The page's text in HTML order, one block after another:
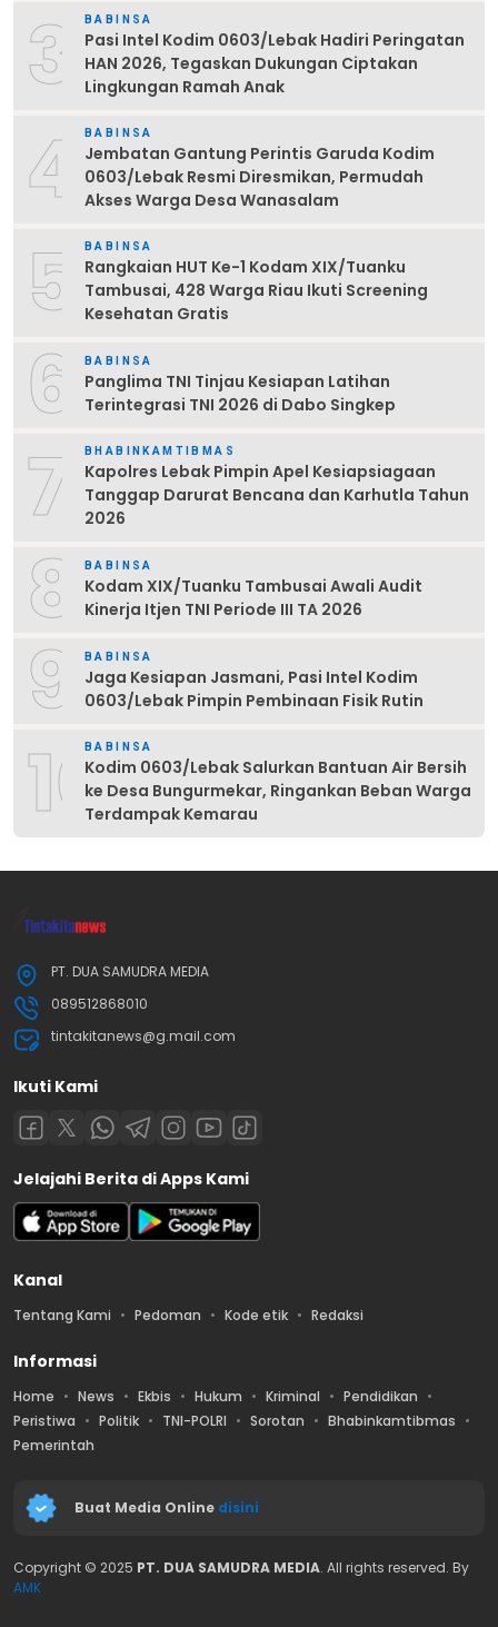
3 BABINSA
Pasi Intel Kodim 0603/Lebak Hadiri Peringatan
HAN 2026, Tegaskan Dukungan Ciptakan
Lingkungan Ramah Anak
4 BABINSA
Jembatan Gantung Perintis Garuda Kodim
0603/Lebak Resmi Diresmikan, Permudah
Akses Warga Desa Wanasalam
5 BABINSA
Rangkaian HUT Ke-1 Kodam XIX/Tuanku
Tambusai, 428 Warga Riau Ikuti Screening
Kesehatan Gratis
6 BABINSA
Panglima TNI Tinjau Kesiapan Latihan
Terintegrasi TNI 2026 di Dabo Singkep
7 BHABINKAMTIBMAS
Kapolres Lebak Pimpin Apel Kesiapsiagaan
Tanggap Darurat Bencana dan Karhutla Tahun
2026
8 BABINSA
Kodam XIX/Tuanku Tambusai Awali Audit
Kinerja Itjen TNI Periode III TA 2026
9 BABINSA
Jaga Kesiapan Jasmani, Pasi Intel Kodim
0603/Lebak Pimpin Pembinaan Fisik Rutin
10BABINSA
Kodim 0603/Lebak Salurkan Bantuan Air Bersih
ke Desa Bungurmekar, Ringankan Beban Warga
Terdampak Kemarau
PT. DUA SAMUDRA MEDIA
089512868010
tintakitanews@g.mail.com
Ikuti Kami
Jelajahi Berita di Apps Kami
Kanal
Tentang Kami Pedoman Kode etik Redaksi
Informasi
Home News Ekbis Hukum Kriminal
Pendidikan
Peristiwa
Politik TNI-POLRI Sorotan
Bhabinkamtibmas
Pemerintah
Buat Media Online disini
Copyright © 2025 PT. DUA SAMUDRA MEDIA. All rights reserved. By
AMK